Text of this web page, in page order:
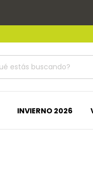
INVIERNO 2026